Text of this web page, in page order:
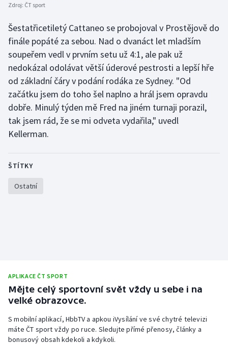
Krasobruslení
Lezení
Lyže a snowboard
Moderní pětiboj
Motorsport
Olympijské hry
Parasport
Rychlobruslení
Short track
Zdroj: ČT sport
Šestatřicetiletý Cattaneo se probojoval v Prostějově do
finále popáté za sebou. Nad o dvanáct let mladším
soupeřem vedl v prvním setu už 4:1, ale pak už
nedokázal odolávat větší úderové pestrosti a lepší hře
od základní čáry v podání rodáka ze Sydney. "Od
začátku jsem do toho šel naplno a hrál jsem opravdu
dobře. Minulý týden mě Fred na jiném turnaji porazil,
tak jsem rád, že se mi odveta vydařila," uvedl
Kellerman.
ŠTÍTKY
Ostatní
APLIKACE ČT SPORT
Mějte celý sportovní svět vždy u sebe i na
velké obrazovce.
S mobilní aplikací, HbbTV a apkou iVysílání ve své chytré televizi
máte ČT sport vždy po ruce. Sledujte přímé přenosy, články a
bonusový obsah kdekoli a kdykoli.